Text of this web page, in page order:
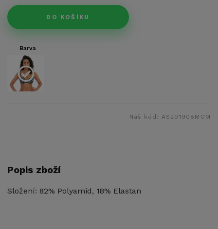
DO KOŠÍKU
Barva
Náš kód: AS201908MOM
Popis zboží
Složení: 82% Polyamid, 18% Elastan